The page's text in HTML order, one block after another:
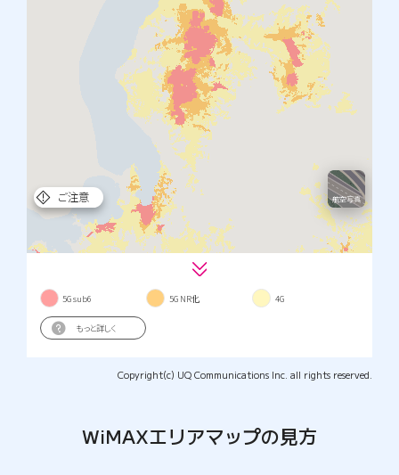
Copyright(c) UQ Communications Inc. all rights reserved.
WiMAXエリアマップの見方